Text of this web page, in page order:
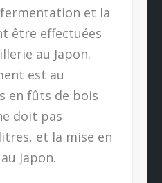
et la
être effectuées
au Japon.
est au
en fûts de bois
doit pas
et la mise en
Japon.